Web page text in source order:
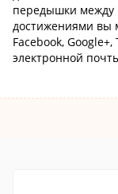
передышки между
достижениями вы
Facebook,
электронной